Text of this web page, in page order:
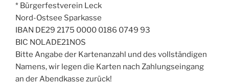
* Bürgerfestverein Leck
Nord-Ostsee Sparkasse
IBAN DE29 2175 0000 0186 0749 93
BIC NOLADE21NOS
Bitte Angabe der Kartenanzahl und des vollständigen
Namens, wir legen die Karten nach Zahlungseingang
an der Abendkasse zurück!